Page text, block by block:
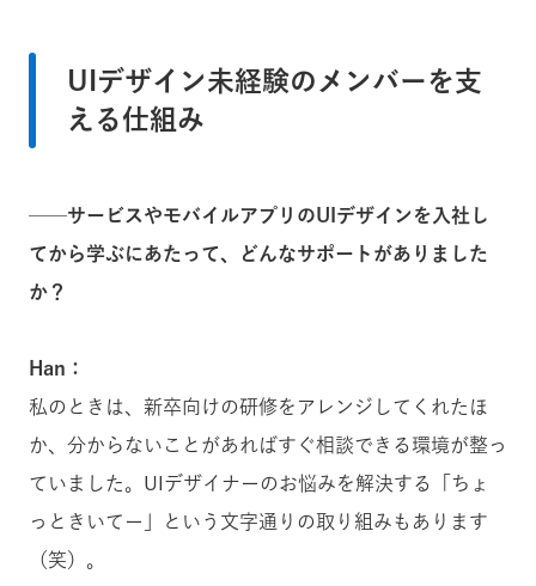
UIデザイン未経験のメンバーを支
える仕組み
──サービスやモバイルアプリのUIデザインを入社し
てから学ぶにあたって、どんなサポートがありました
か？
Han：
私のときは、新卒向けの研修をアレンジしてくれたほ
か、分からないことがあればすぐ相談できる環境が整っ
ていました。UIデザイナーのお悩みを解決する「ちょ
っときいてー」という文字通りの取り組みもあります
（笑）。